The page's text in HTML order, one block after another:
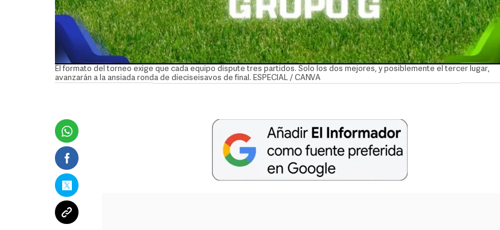
El formato del torneo exige que cada equipo dispute tres partidos. Solo los dos mejores, y posiblemente el tercer lugar,
avanzarán a la ansiada ronda de dieciseisavos de final. ESPECIAL / CANVA